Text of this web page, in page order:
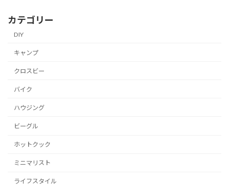
カテゴリー
DIY
キャンプ
クロスビー
バイク
ハウジング
ビーグル
ホットクック
ミニマリスト
ライフスタイル